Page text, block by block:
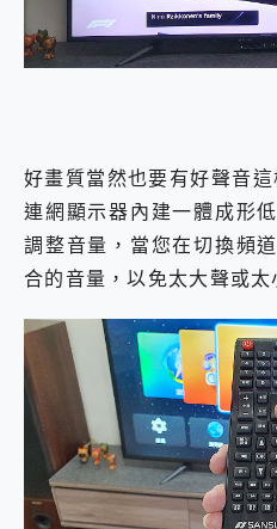
好畫質當然也要有好聲音
連網顯示器內建一體成形
調整音量，當您在切換頻
合的音量，以免太大聲或太